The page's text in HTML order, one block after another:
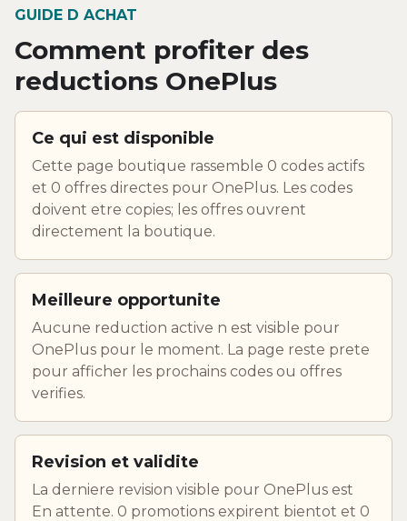
GUIDE D ACHAT
Comment profiter des
reductions OnePlus
Ce qui est disponible
Cette page boutique rassemble 0 codes actifs
et 0 offres directes pour OnePlus. Les codes
doivent etre copies; les offres ouvrent
directement la boutique.
Meilleure opportunite
Aucune reduction active n est visible pour
OnePlus pour le moment. La page reste prete
pour afficher les prochains codes ou offres
verifies.
Revision et validite
La derniere revision visible pour OnePlus est
En attente. 0 promotions expirent bientot et 0